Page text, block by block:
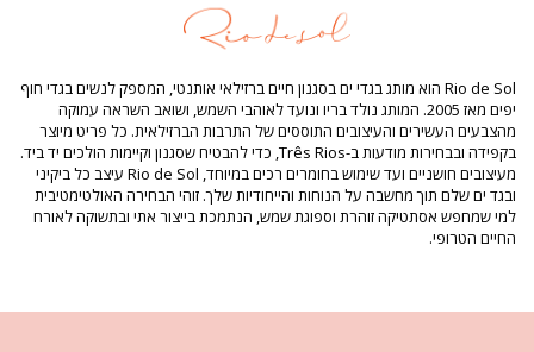
(LYCRA) - OEKO-TEX - Chlorine Resistant
בטנה: 84% Biodegradable Nylon (AMNI SOUL ECO), 16% Spandex
מידע מוצר
מדור: נשים, מידת טופ בגד ים
החבילה כוללת: 1 x מידת טופ בגד ים (אביזרים אחרים שאינם כלולים)
HS CODE: 6112.41.0010
SKU: 1981121439
EAN: XS (7899810307125), S (7899810307132), M (7899810307149), L
תמונות משודרגות
Rio de Sol הוא מותג בגדי ים בסגנון חיים ברזילאי אותנטי, המספק לנשים בגדי חוף
יפים מאז 2005. המותג נולד בריו ונועד לאוהבי השמש, ושואב השראה עמוקה
מהצבעים העשירים והעיצובים התוססים של התרבות הברזילאית. כל פריט מיוצר
בקפידה ובבחירות מודעות ב-Três Rios, כדי להבטיח שסגנון וקיימות הולכים יד ביד.
מעיצובים חושניים ועד שימוש בחומרים רכים במיוחד, Rio de Sol עיצב כל ביקיני
ובגד ים שלם תוך מחשבה על הנוחות והייחודיות שלך. זוהי הבחירה האולטימטיבית
למי שמחפש אסתטיקה זוהרת וספוגת שמש, הנתמכת בייצור אתי ובתשוקה לאורח
החיים הטרופי.